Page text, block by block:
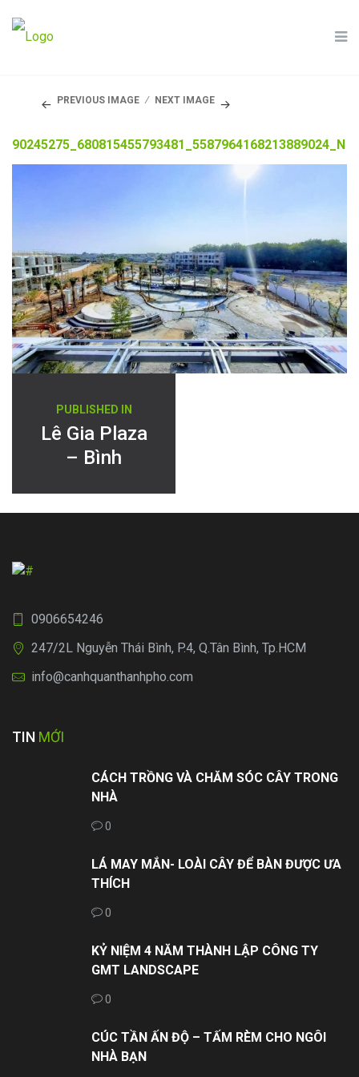
PREVIOUS IMAGE NEXT IMAGE
90245275_680815455793481_5587964168213889024_N
hướng
viết
PUBLISHED IN
Lê Gia Plaza
– Bình
0906654246
247/2L Nguyễn Thái Bình, P.4, Q.Tân Bình, Tp.HCM
info@canhquanthanhpho.com
TIN MỚI
CÁCH TRỒNG VÀ CHĂM SÓC CÂY TRONG
NHÀ
0
LÁ MAY MẮN- LOÀI CÂY ĐỂ BÀN ĐƯỢC ƯA
THÍCH
0
KỶ NIỆM 4 NĂM THÀNH LẬP CÔNG TY
GMT LANDSCAPE
0
CÚC TẦN ẤN ĐỘ – TẤM RÈM CHO NGÔI
NHÀ BẠN